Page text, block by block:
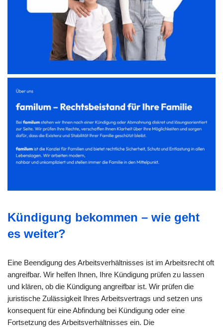
Kündigung bekommen – wie geht
es weiter?
Eine Beendigung des Arbeitsverhältnisses ist im Arbeitsrecht oft
angreifbar. Wir helfen Ihnen, Ihre Kündigung prüfen zu lassen
und klären, ob die Kündigung angreifbar ist. Wir prüfen die
juristische Zulässigkeit Ihres Arbeitsvertrags und setzen uns
konsequent für eine Abfindung bei Kündigung oder eine
Fortsetzung des Arbeitsverhältnisses ein. Die